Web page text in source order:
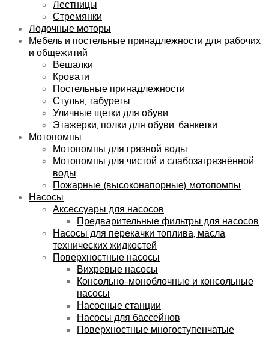
Лестницы
Стремянки
Лодочные моторы
Мебель и постельные принадлежности для рабочих
и общежитий
Вешалки
Кровати
Постельные принадлежности
Стулья, табуреты
Уличные щетки для обуви
Этажерки, полки для обуви, банкетки
Мотопомпы
Мотопомпы для грязной воды
Мотопомпы для чистой и слабозагрязнённой
воды
Пожарные (высоконапорные) мотопомпы
Насосы
Аксессуары для насосов
Предварительные фильтры для насосов
Насосы для перекачки топлива, масла,
технических жидкостей
Поверхностные насосы
Вихревые насосы
Консольно-моноблочные и консольные
насосы
Насосные станции
Насосы для бассейнов
Поверхностные многоступенчатые